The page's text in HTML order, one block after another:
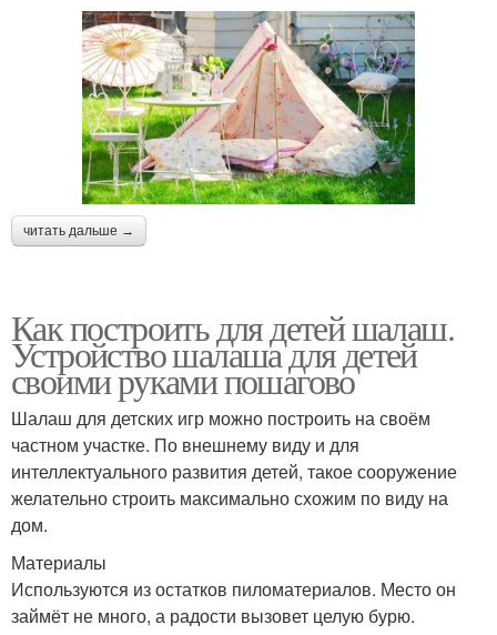
читать дальше →
Как построить для детей шалаш.
Устройство шалаша для детей
своими руками пошагово
Шалаш для детских игр можно построить на своём
частном участке. По внешнему виду и для
интеллектуального развития детей, такое сооружение
желательно строить максимально схожим по виду на
дом.
Материалы
Используются из остатков пиломатериалов. Место он
займёт не много, а радости вызовет целую бурю.